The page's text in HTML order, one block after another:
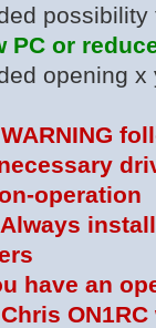
PC or
opening
WARNING
operation
Always
have an